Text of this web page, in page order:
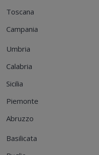
Toscana
Campania
Umbria
Calabria
Sicilia
Piemonte
Abruzzo
Basilicata